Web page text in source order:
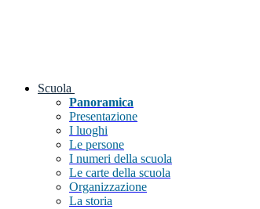
Scuola
Panoramica
Presentazione
I luoghi
Le persone
I numeri della scuola
Le carte della scuola
Organizzazione
La storia